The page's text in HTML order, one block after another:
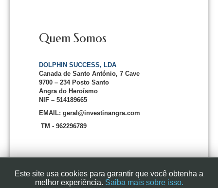
Quem Somos
DOLPHIN SUCCESS, LDA
Canada de Santo António, 7 Cave
9700 – 234 Posto Santo
Angra do Heroísmo
NIF – 514189665
EMAIL: geral@investinangra.com
TM - 962296789
Este site usa cookies para garantir que você obtenha a
melhor experiência. Saiba mais sobre isso.